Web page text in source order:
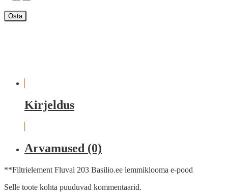
Osta
Kirjeldus
Arvamused (0)
**Filtrielement Fluval 203 Basilio.ee lemmiklooma e-pood
Selle toote kohta puuduvad kommentaarid.